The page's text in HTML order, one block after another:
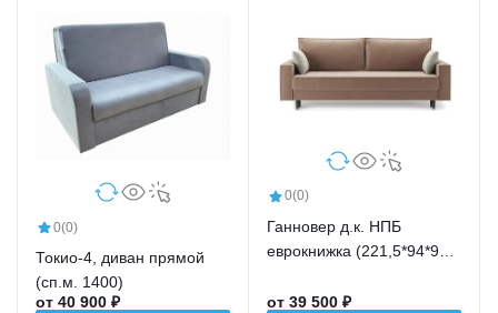
0(0)
Токио-4, диван прямой
(сп.м. 1400)
от 40 900 ₽
0(0)
Ганновер д.к. НПБ
еврокнижка (221,5*94*91,5
от 39 500 ₽